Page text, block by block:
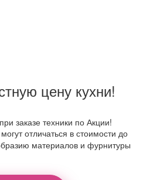
цену кухни!
заказе техники по Акции!
отличаться в стоимости до
материалов и фурнитуры